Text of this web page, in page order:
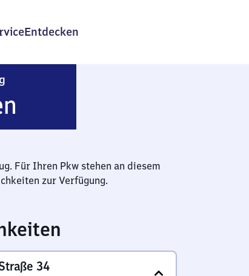
Entdecken
Für Ihren Pkw stehen an diesem
zur Verfügung.
34